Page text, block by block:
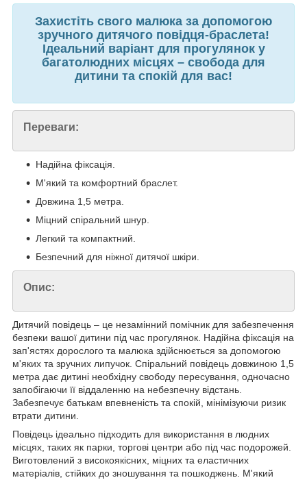
Захистіть свого малюка за допомогою
зручного дитячого повідця-браслета!
Ідеальний варіант для прогулянок у
багатолюдних місцях – свобода для
дитини та спокій для вас!
Переваги:
Надійна фіксація.
М'який та комфортний браслет.
Довжина 1,5 метра.
Міцний спіральний шнур.
Легкий та компактний.
Безпечний для ніжної дитячої шкіри.
Опис:
Дитячий повідець – це незамінний помічник для забезпечення
безпеки вашої дитини під час прогулянок. Надійна фіксація на
зап'ястях дорослого та малюка здійснюється за допомогою
м'яких та зручних липучок. Спіральний повідець довжиною 1,5
метра дає дитині необхідну свободу пересування, одночасно
запобігаючи її віддаленню на небезпечну відстань.
Забезпечує батькам впевненість та спокій, мінімізуючи ризик
втрати дитини.
Повідець ідеально підходить для використання в людних
місцях, таких як парки, торгові центри або під час подорожей.
Виготовлений з високоякісних, міцних та еластичних
матеріалів, стійких до зношування та пошкоджень. М'який